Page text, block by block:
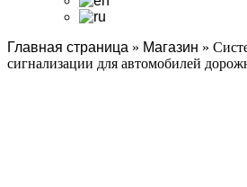
Главная страница » Магазин »
сигнализации для автомобилей